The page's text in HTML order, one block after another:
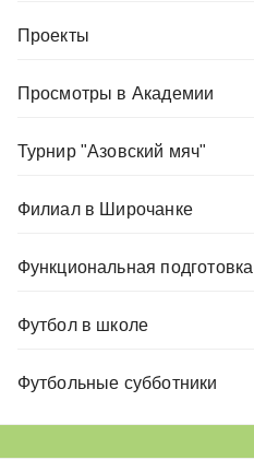
Проекты
Просмотры в Академии
Турнир "Азовский мяч"
Филиал в Широчанке
Функциональная подготовка
Футбол в школе
Футбольные субботники